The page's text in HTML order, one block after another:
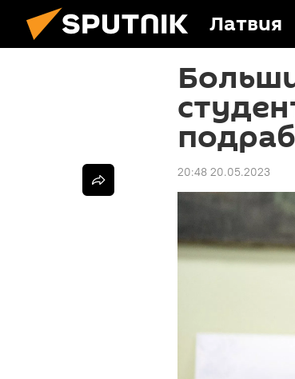
Латвия
20:48 20.05.2023